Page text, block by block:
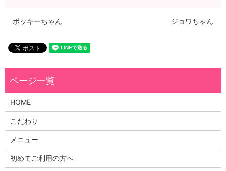
ポッキーちゃん ジョワちゃん
HOME
こだわり
メニュー
初めてご利用の方へ